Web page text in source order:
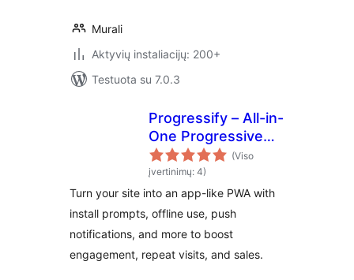
Murali
Aktyvių instaliacijų: 200+
Testuota su 7.0.3
Progressify – All-in-
One Progressive
Web App (PWA)
(Viso
įvertinimų: 4)
Turn your site into an app-like PWA with
install prompts, offline use, push
notifications, and more to boost
engagement, repeat visits, and sales.